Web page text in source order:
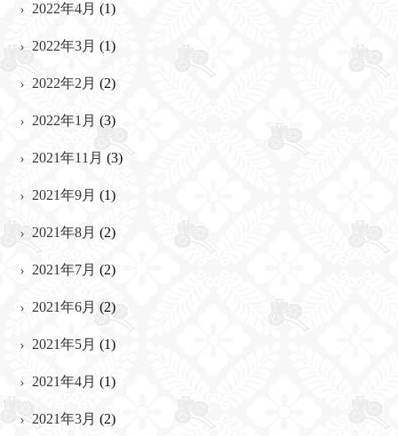
2022年4月 (1)
2022年3月 (1)
2022年2月 (2)
2022年1月 (3)
2021年11月 (3)
2021年9月 (1)
2021年8月 (2)
2021年7月 (2)
2021年6月 (2)
2021年5月 (1)
2021年4月 (1)
2021年3月 (2)